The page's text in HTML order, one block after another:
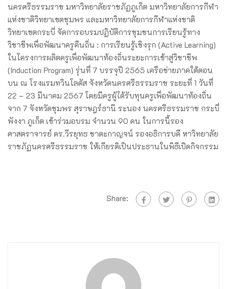
นครศรีธรรมราช มหาวิทยาลัยราชภัฏภูเก็ต มหาวิทยาลัยการกีฬา
แห่งชาติวิทยาเขตชุมพร และมหาวิทยาลัยการกีฬาแห่งชาติ
วิทยาเขตกระบี่ จัดการอบรมปฏิบัติการชุมชนการเรียนรู้ทาง
วิชาชีพเพื่อพัฒนาครูคืนถิ่น : การเรียนรู้เชิงรุก (Active Learning)
ในโครงการผลิตครูเพื่อพัฒนาท้องถิ่นระยะการเข้าสู่วิชาชีพ
(Induction Program) รุ่นที่ 7 บรรจุปี 2565 เครือข่ายภาคใต้ตอน
บน ณ โรงแรมทวินโลตัส จังหวัดนครศรีธรรมราช ระยะที่ 1 วันที่
22 – 23 มีนาคม 2567 โดยมีครูผู้ได้รับทุนครูเพื่อพัฒนาท้องถิ่น
จาก 7 จังหวัดชุมพร สุราษฎร์ธานี ระนอง นครศรีธรรมราช กระบี่
พังงา ภูเก็ต เข้าร่วมอบรม จำนวน 90 คน ในการนี้รอง
ศาสตราจารย์ ดร.วีรยุทธ ชาตะกาญจน์ รองอธิการบดี หาวิทยาลัย
ราชภัฏนครศรีธรรมราช ให้เกียรติเป็นประธานในพิธีเปิดกิจกรรม
Share: